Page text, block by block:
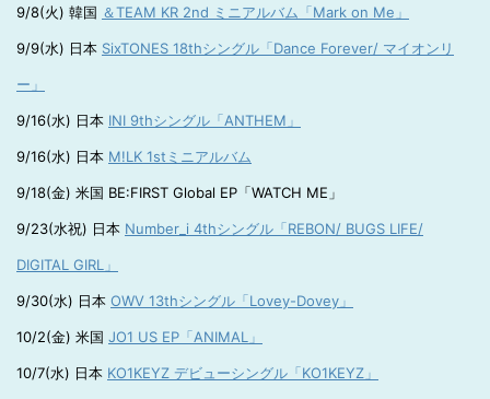
9/8(火) 韓国 ＆TEAM KR 2nd ミニアルバム「Mark on Me」
9/9(水) 日本 SixTONES 18thシングル「Dance Forever/ マイオンリ
ー」
9/16(水) 日本 INI 9thシングル「ANTHEM」
9/16(水) 日本 M!LK 1stミニアルバム
9/18(金) 米国 BE:FIRST Global EP「WATCH ME」
9/23(水祝) 日本 Number_i 4thシングル「REBON/ BUGS LIFE/
DIGITAL GIRL」
9/30(水) 日本 OWV 13thシングル「Lovey-Dovey」
10/2(金) 米国 JO1 US EP「ANIMAL」
10/7(水) 日本 KO1KEYZ デビューシングル「KO1KEYZ」